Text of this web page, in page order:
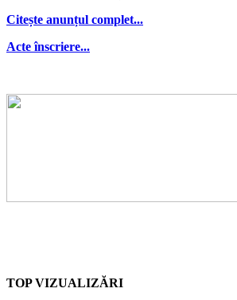
Citește anunțul complet...
Acte înscriere...
TOP VIZUALIZĂRI